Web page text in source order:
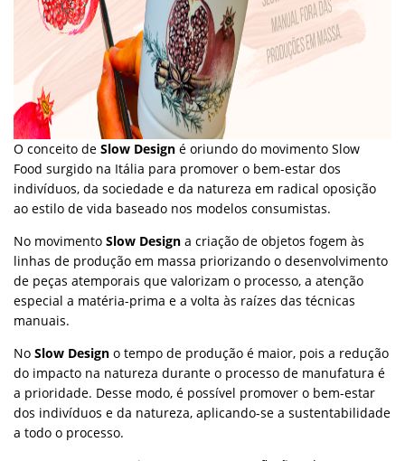
O conceito de Slow Design é oriundo do movimento Slow
Food surgido na Itália para promover o bem-estar dos
indivíduos, da sociedade e da natureza em radical oposição
ao estilo de vida baseado nos modelos consumistas.
No movimento Slow Design a criação de objetos fogem às
linhas de produção em massa priorizando o desenvolvimento
de peças atemporais que valorizam o processo, a atenção
especial a matéria-prima e a volta às raízes das técnicas
manuais.
No Slow Design o tempo de produção é maior, pois a redução
do impacto na natureza durante o processo de manufatura é
a prioridade. Desse modo, é possível promover o bem-estar
dos indivíduos e da natureza, aplicando-se a sustentabilidade
a todo o processo.